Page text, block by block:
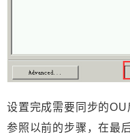
设置完成需要同步的
参照以前的步骤，在最